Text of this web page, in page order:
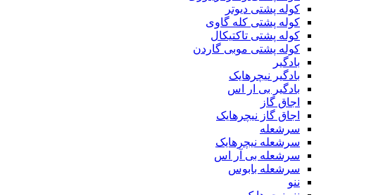
کوله پشتی دیوتر
کوله پشتی کله گاوی
کوله پشتی تاکتیکال
کوله پشتی موبی گاردن
بادگیر
بادگیر نیچرهایک
بادگیر بی ار اس
اجاق گاز
اجاق گاز نیچرهایک
سرشعله
سرشعله نیچرهایک
سرشعله بی آر اس
سرشعله بابوس
ننو